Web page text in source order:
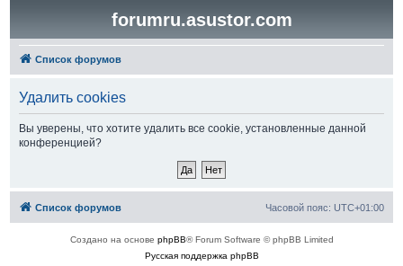
forumru.asustor.com
Список форумов
Удалить cookies
Вы уверены, что хотите удалить все cookie, установленные данной
конференцией?
Список форумов Часовой пояс: UTC+01:00
Создано на основе phpBB® Forum Software © phpBB Limited
Русская поддержка phpBB